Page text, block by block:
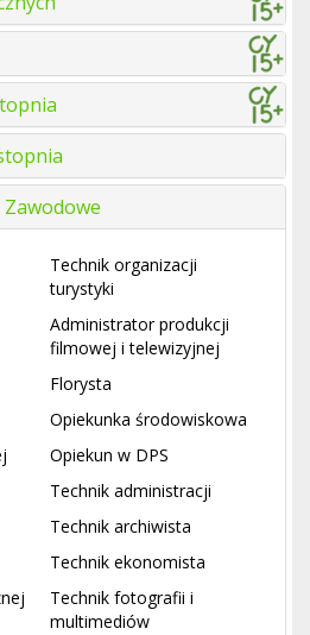
Technik organizacji
turystyki
Administrator produkcji
filmowej i telewizyjnej
Florysta
Opiekunka środowiskowa
Opiekun w DPS
Technik administracji
Technik archiwista
Technik ekonomista
Technik fotografii i
multimediów